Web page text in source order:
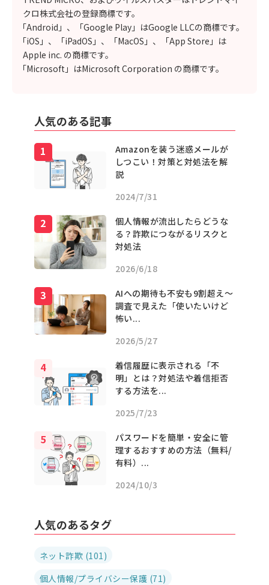
クロ株式会社の登録商標です。
「Android」、「Google Play」はGoogle LLCの商標です。
「iOS」、「iPadOS」、「MacOS」、「App Store」は
Apple inc. の商標です。
「Microsoft」はMicrosoft Corporation の商標です。
人気のある記事
Amazonを装う迷惑メールが
しつこい！対策と対処法を解
説
2024/7/31
個人情報が流出したらどうな
る？詐欺につながるリスクと
対処法
2026/6/18
AIへの期待も不安も9割超え〜
調査で見えた「使いたいけど
怖い...
2026/5/27
着信履歴に表示される「不
明」とは？対処法や着信拒否
する方法を...
2025/7/23
パスワードを簡単・安全に管
理するおすすめの方法（無料/
有料）...
2024/10/3
人気のあるタグ
ネット詐欺 (101)
個人情報/プライバシー保護 (71)